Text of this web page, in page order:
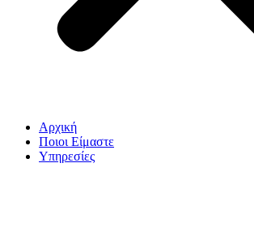
Αρχική
Ποιοι Είμαστε
Υπηρεσίες